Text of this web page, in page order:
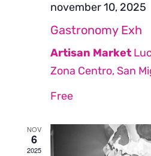
november 10, 2025
Gastronomy Exh
Artisan Market
Zona Centro, San
Free
NOV
6
2025